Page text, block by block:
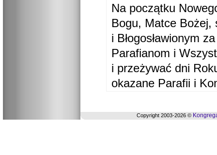
Na początku
Bogu, Matce Bożej,
i Błogosławionym
Parafianom i
i przeżywać dni
okazane Parafii i
Copyright 2003-2026 ©